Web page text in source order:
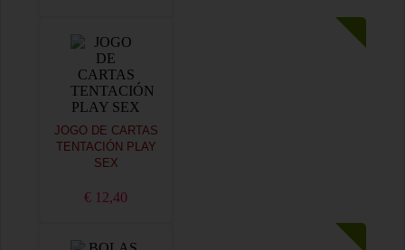
JOGO DE CARTAS
TENTACIÓN PLAY
SEX
€ 12,40